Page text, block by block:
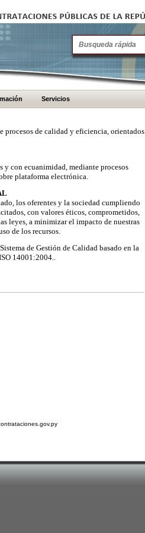
Servicios
de calidad y eficiencia, orientados
y con ecuanimidad, mediante procesos
plataforma electrónica.
los oferentes y la sociedad cumpliendo
con valores éticos, comprometidos,
leyes, a minimizar el impacto de nuestras
de los recursos.
de Gestión de Calidad basado en la
14001:2004..